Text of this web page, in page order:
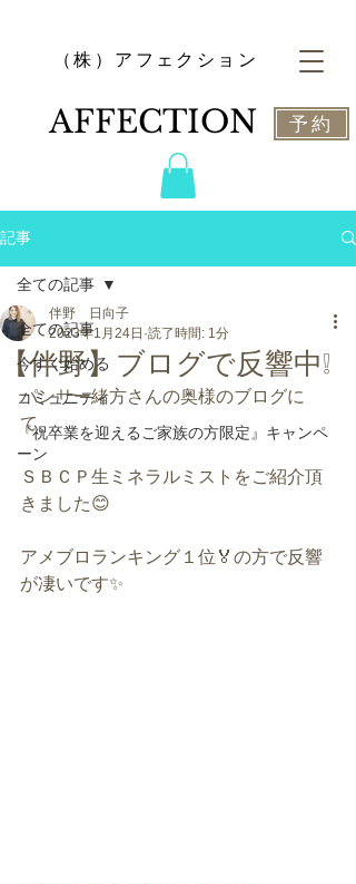
​（株）アフェクション
​AFFECTION 予約
記事
全ての記事
今すぐ始める
コミュニティ
『祝卒業を迎えるご家族の方限定』キャンペ
ーン
全ての記事
【伴野】ブログで反響中❕
伴野 日向子
2023年1月24日 読了時間: 1分
パンサー緒方さんの奥様のブログに
て、
ＳＢＣＰ生ミネラルミストをご紹介頂
きました😊
アメブロランキング１位🏅の方で反響
が凄いです✨